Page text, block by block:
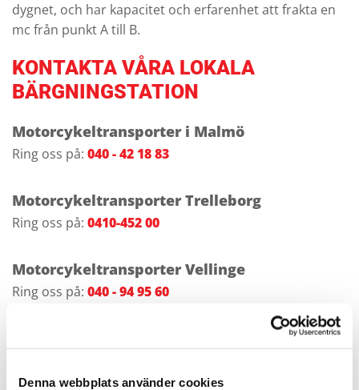
Denna webbplats använder cookies
dygnet, och har kapacitet och erfarenhet att frakta en
mc från punkt A till B.
KONTAKTA VÅRA LOKALA
BÄRGNINGSTATION
Motorcykeltransporter i Malmö
Ring oss på: 040 - 42 18 83
Motorcykeltransporter Trelleborg
Ring oss på: 0410-452 00
Motorcykeltransporter Vellinge
Ring oss på: 040 - 94 95 60
PRISFÖRFRÅGAN MC-